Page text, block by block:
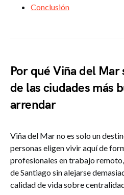
Conclusión
Por qué Viña del Mar
de las ciudades más
arrendar
Viña del Mar no es solo un
personas eligen vivir aquí de
profesionales en trabajo
de Santiago sin alejarse
calidad de vida sobre